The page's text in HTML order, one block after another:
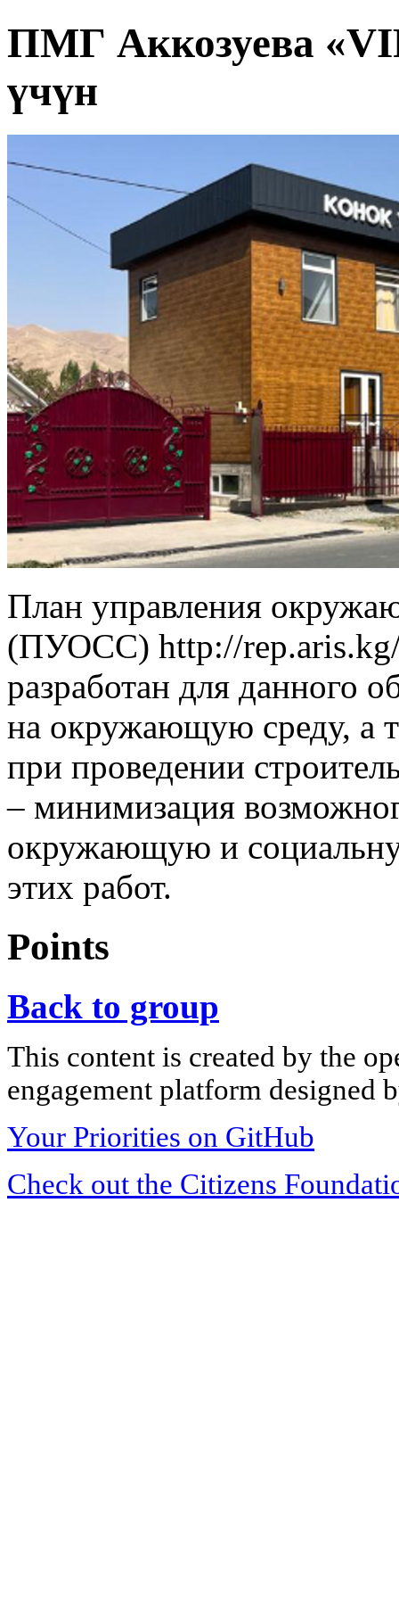
ПМГ Аккозуева
үчүн
План управления
(ПУОСС) http://rep.aris.kg/
разработан для данного
на окружающую среду, а
при проведении
– минимизация
окружающую и
этих работ.
Points
Back to group
This content is created by the
engagement platform designed
Your Priorities on GitHub
Check out the Citizens